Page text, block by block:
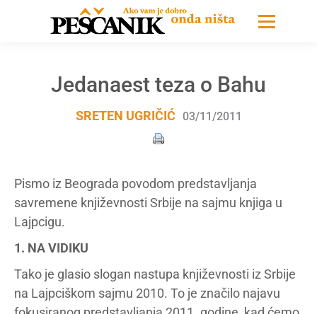
Jedanaest teza o Bahu
SRETEN UGRIČIĆ 03/11/2011
Pismo iz Beograda povodom predstavljanja
savremene književnosti Srbije na sajmu knjiga u
Lajpcigu.
1. NA VIDIKU
Tako je glasio slogan nastupa književnosti iz Srbije
na Lajpciškom sajmu 2010. To je značilo najavu